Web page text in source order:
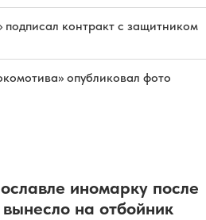
контракт с защитником
опубликовал фото
иномарку после
на отбойник